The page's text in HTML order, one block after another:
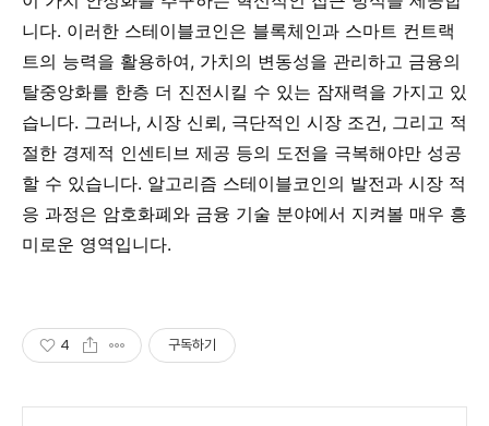
니다. 이러한 스테이블코인은 블록체인과 스마트 컨트랙
트의 능력을 활용하여, 가치의 변동성을 관리하고 금융의
탈중앙화를 한층 더 진전시킬 수 있는 잠재력을 가지고 있
습니다. 그러나, 시장 신뢰, 극단적인 시장 조건, 그리고 적
절한 경제적 인센티브 제공 등의 도전을 극복해야만 성공
할 수 있습니다. 알고리즘 스테이블코인의 발전과 시장 적
응 과정은 암호화폐와 금융 기술 분야에서 지켜볼 매우 흥
미로운 영역입니다.
4 구독하기